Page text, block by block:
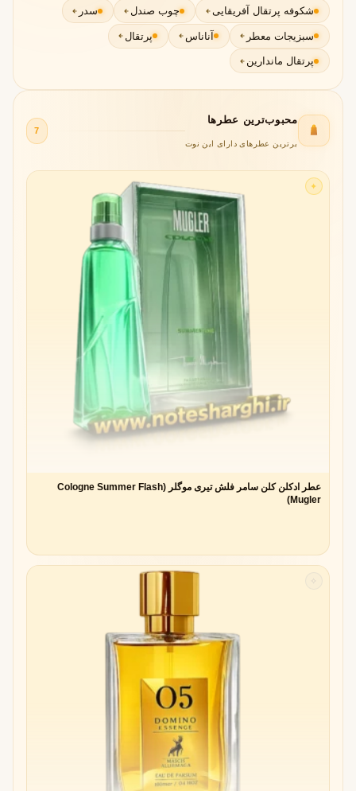
شکوفه پرتقال آفریقایی چوب صندل سدر
سبزیجات معطر آناناس پرتقال
پرتقال ماندارین
محبوب‌ترین عطرها
برترین عطرهای دارای این نوت
7
✦
عطر ادکلن کلن سامر فلش تیری موگلر (Cologne Summer Flash
Mugler)